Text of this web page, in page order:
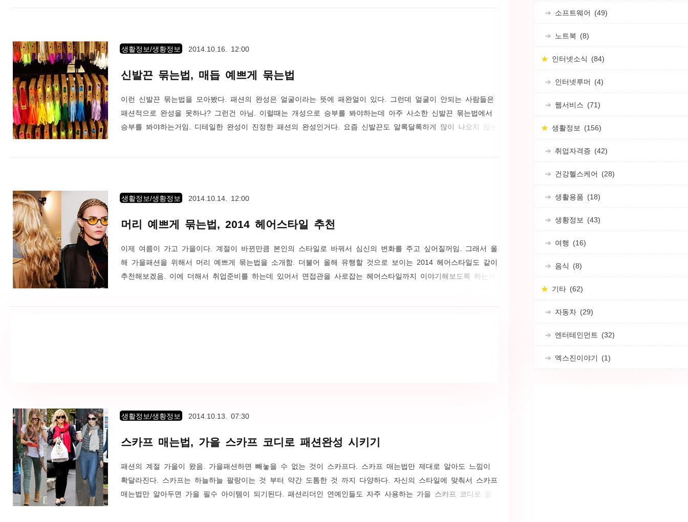
생활정보/생황정보 2014.10.16. 12:00
신발끈 묶는법, 매듭 예쁘게 묶는법
이런 신발끈 묶는법을 모아봤다. 패션의 완성은 얼굴이라는 뜻에 패완얼이 있다. 그런데 얼굴이 안되는 사람들은
패션적으로 완성을 못하나? 그런건 아님. 이럴때는 개성으로 승부를 봐야하는데 아주 사소한 신발끈 묶는법에서
승부를 봐야하는거임. 디테일한 완성이 진정한 패션의 완성인거다. 요즘 신발끈도 알록달록하게 많이 나오지 않는
생활정보/생황정보 2014.10.14. 12:00
머리 예쁘게 묶는법, 2014 헤어스타일 추천
이제 여름이 가고 가을이다. 계절이 바뀐만큼 본인의 스타일로 바꿔서 심신의 변화를 주고 싶어질꺼임. 그래서 올
해 가을패션을 위해서 머리 예쁘게 묶는법을 소개함. 더불어 올해 유행할 것으로 보이는 2014 헤어스타일도 같이
추천해보겠음. 이에 더해서 취업준비를 하는데 있어서 면접관을 사로잡는 헤어스타일까지 이야기해보도록 하는거
생활정보/생황정보 2014.10.13. 07:30
스카프 매는법, 가을 스카프 코디로 패션완성 시키기
패션의 계절 가을이 왔음. 가을패션하면 빼놓을 수 없는 것이 스카프다. 스카프 매는법만 제대로 알아도 느낌이
확달라진다. 스카프는 하늘하늘 팔랑이는 것 부터 약간 도톰한 것 까지 다양하다. 자신의 스타일에 맞춰서 스카프
매는법만 알아두면 가을 필수 아이템이 되기된다. 패션리더인 연예인들도 자주 사용하는 가을 스카프 코디로 올
소프트웨어 (49)
노트북 (8)
인터넷소식 (84)
인터넷루머 (4)
웹서비스 (71)
생활정보 (156)
취업자격증 (42)
건강헬스케어 (28)
생활용품 (18)
생황정보 (43)
여행 (16)
음식 (8)
기타 (62)
자동차 (29)
엔터테인먼트 (32)
엑스진이야기 (1)